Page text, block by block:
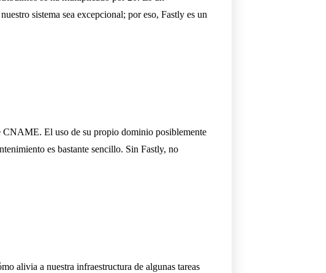
sistema sea excepcional; por eso, Fastly es un
CNAME. El uso de su propio dominio posiblemente
es bastante sencillo. Sin Fastly, no
alivia a nuestra infraestructura de algunas tareas